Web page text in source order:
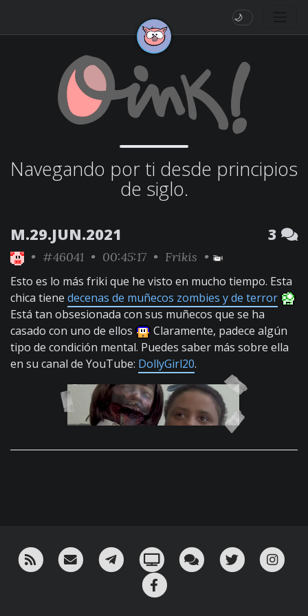
🌙
Navegando por ti desde principios
de siglo.
M.29.JUN.2021 3
• #46041 • 00:45:17 • Frikis •
Esto es lo más friki que he visto en mucho tiempo. Esta
chica tiene decenas de muñecos zombies y de terror
Está tan obsesionada con sus muñecos que se ha
casado con uno de ellos
Claramente, padece algún
tipo de condición mental. Puedes saber más sobre ella
en su canal de YouTube: DollyGirl20.
RSS ¡Mándame un email!¡Nuestro canal en Telegram!
Oink! TV Charla con nosotros
Twitter